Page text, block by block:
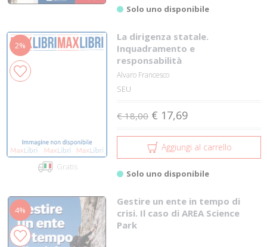
Solo uno disponibile
2%
Gratis
La dirigenza statale.
Inquadramento e
responsabilità
Alvaro Francesco
SEU
€ 18,00 € 17,69
Aggiungi al carrello
Solo uno disponibile
4%
Gestire un ente in tempo di
crisi. Il caso di AREA Science
Park